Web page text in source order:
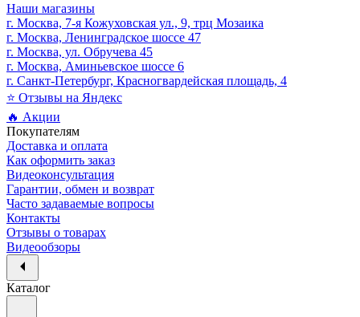
Наши магазины
г. Москва, 7-я Кожуховская ул., 9, трц Мозаика
г. Москва, Ленинградское шоссе 47
г. Москва, ул. Обручева 45
г. Москва, Аминьевское шоссе 6
г. Санкт-Петербург, Красногвардейская площадь, 4
⭐ Отзывы на Яндекс
🔥 Акции
Покупателям
Доставка и оплата
Как оформить заказ
Видеоконсультация
Гарантии, обмен и возврат
Часто задаваемые вопросы
Контакты
Отзывы о товарах
Видеообзоры
Каталог